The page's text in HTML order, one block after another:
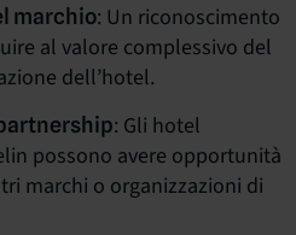
marchio: Un riconoscimento
al valore complessivo del
dell’hotel.
: Gli hotel
possono avere opportunità
marchi o organizzazioni di